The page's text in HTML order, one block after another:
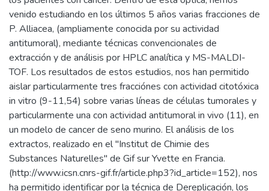
venido estudiando en los últimos 5 años varias fracciones de
P. Alliacea, (ampliamente conocida por su actividad
antitumoral), mediante técnicas convencionales de
extracción y de análisis por HPLC analítica y MS-MALDI-
TOF. Los resultados de estos estudios, nos han permitido
aislar particularmente tres fracciónes con actividad citotóxica
in vitro (9-11,54) sobre varias líneas de células tumorales y
particularmente una con actividad antitumoral in vivo (11), en
un modelo de cancer de seno murino. El análisis de los
extractos, realizado en el "Institut de Chimie des
Substances Naturelles" de Gif sur Yvette en Francia.
(http://www.icsn.cnrs-gif.fr/article.php3?id_article=152), nos
ha permitido identificar por la técnica de Dereplicación, los